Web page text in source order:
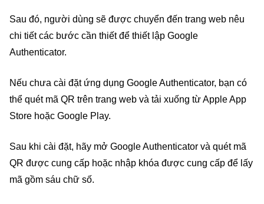
Sau đó, người dùng sẽ được chuyển đến trang web nêu
chi tiết các bước cần thiết để thiết lập Google
Authenticator.
Nếu chưa cài đặt ứng dụng Google Authenticator, bạn có
thể quét mã QR trên trang web và tải xuống từ Apple App
Store hoặc Google Play.
Sau khi cài đặt, hãy mở Google Authenticator và quét mã
QR được cung cấp hoặc nhập khóa được cung cấp để lấy
mã gồm sáu chữ số.